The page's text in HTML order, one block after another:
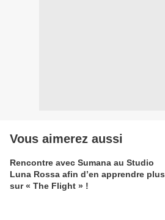
Vous aimerez aussi
Rencontre avec Sumana au Studio
Luna Rossa afin d’en apprendre plus
sur « The Flight » !